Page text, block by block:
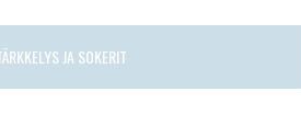
JA SOKERIT